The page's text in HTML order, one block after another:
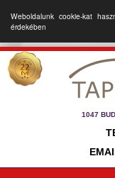
Weboldalunk cookie-kat
érdekében
1047